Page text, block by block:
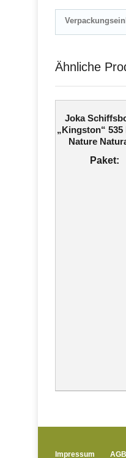
Ähnliche
Joka
„Kingston“ 535
Nature
Paket:
Impressum AGB